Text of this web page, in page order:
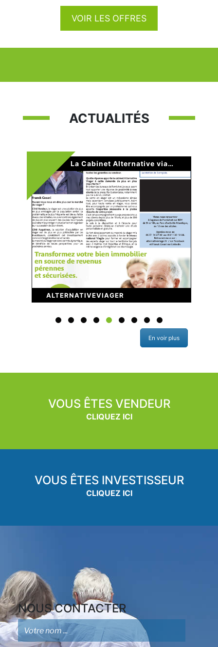
VOIR LES OFFRES
ACTUALITÉS
La Cabinet Alternative viager ouvre ses nouveaux bureaux à Pornichet 44
ALTERNATIVEVIAGER
En voir plus
VOUS ÊTES VENDEUR
CLIQUEZ ICI
VOUS ÊTES INVESTISSEUR
CLIQUEZ ICI
NOUS CONTACTER